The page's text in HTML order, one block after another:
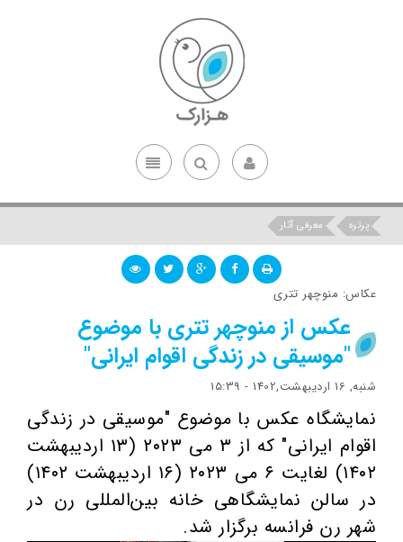
پرتره معرفی آثار
عکاس: منوچهر تتری
عکس از منوچهر تتری با موضوع
"موسیقی در زندگی اقوام ایرانی"
شنبه, 16 اردیبهشت,1402 - 15:39
نمایشگاه عکس با موضوع "موسیقی در زندگی
اقوام ایرانی" که از ۳ می ۲۰۲۳ (۱۳ اردیبهشت
۱۴۰۲) لغایت ۶ می ۲۰۲۳ (۱۶ اردیبهشت ۱۴۰۲)
در سالن نمایشگاهی خانه بین‌المللی رن در
شهر رن فرانسه برگزار شد.